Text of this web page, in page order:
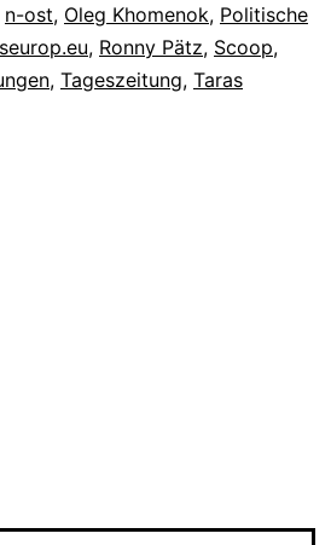
n-ost, Oleg Khomenok, Politische
, Ronny Pätz, Scoop,
, Tageszeitung, Taras